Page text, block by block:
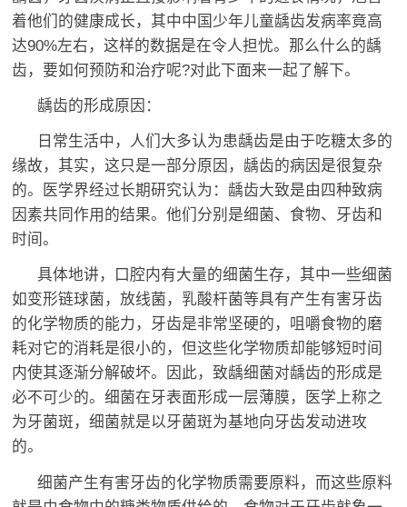
着他们的健康成长，其中中国少年儿童龋齿发病率竟高
达90%左右，这样的数据是在令人担忧。那么什么的龋
齿，要如何预防和治疗呢?对此下面来一起了解下。
龋齿的形成原因：
日常生活中，人们大多认为患龋齿是由于吃糖太多的
缘故，其实，这只是一部分原因，龋齿的病因是很复杂
的。医学界经过长期研究认为：龋齿大致是由四种致病
因素共同作用的结果。他们分别是细菌、食物、牙齿和
时间。
具体地讲，口腔内有大量的细菌生存，其中一些细菌
如变形链球菌，放线菌，乳酸杆菌等具有产生有害牙齿
的化学物质的能力，牙齿是非常坚硬的，咀嚼食物的磨
耗对它的消耗是很小的，但这些化学物质却能够短时间
内使其逐渐分解破坏。因此，致龋细菌对龋齿的形成是
必不可少的。细菌在牙表面形成一层薄膜，医学上称之
为牙菌斑，细菌就是以牙菌斑为基地向牙齿发动进攻
的。
细菌产生有害牙齿的化学物质需要原料，而这些原料